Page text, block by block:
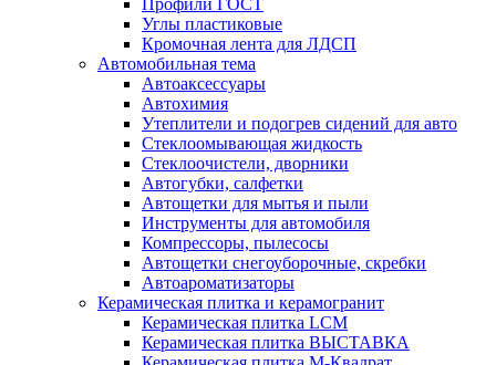
Углы пластиковые
Кромочная лента для ЛДСП
Автомобильная тема
Автоаксессуары
Автохимия
Утеплители и подогрев сидений для авто
Стеклоомывающая жидкость
Стеклоочистели, дворники
Автогубки, салфетки
Автощетки для мытья и пыли
Инструменты для автомобиля
Компрессоры, пылесосы
Автощетки снегоуборочные, скребки
Автоароматизаторы
Керамическая плитка и керамогранит
Керамическая плитка LCM
Керамическая плитка ВЫСТАВКА